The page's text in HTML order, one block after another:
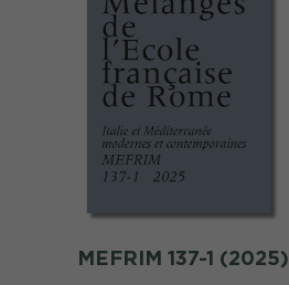
MEFRIM 137-1 (2025)